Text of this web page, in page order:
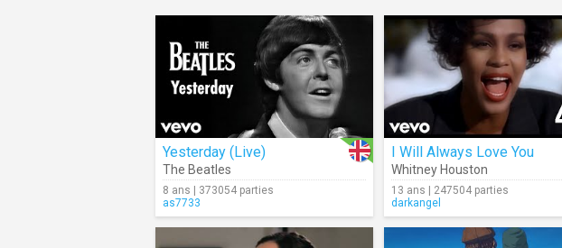
Yesterday (Live)
The Beatles
8 ans | 373054 parties
as7733
I Will Always Love You
Whitney Houston
13 ans | 247504 parties
darkangel